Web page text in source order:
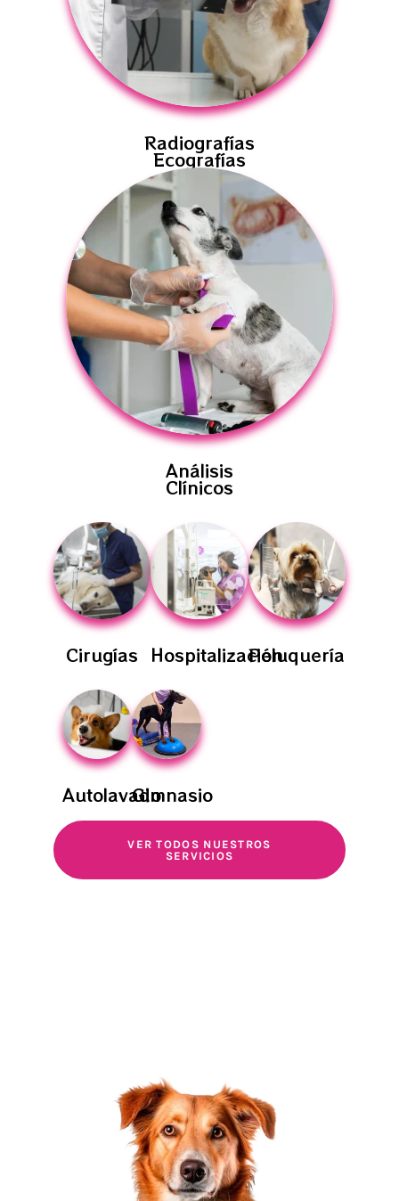
Radiografías
Ecografías
Análisis
Clínicos
Cirugías HospitalizaciónPeluquería
AutolavadoGimnasio
VER TODOS NUESTROS
SERVICIOS